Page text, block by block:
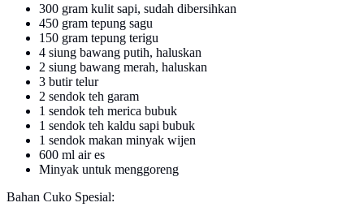
300 gram kulit sapi, sudah dibersihkan
450 gram tepung sagu
150 gram tepung terigu
4 siung bawang putih, haluskan
2 siung bawang merah, haluskan
3 butir telur
2 sendok teh garam
1 sendok teh merica bubuk
1 sendok teh kaldu sapi bubuk
1 sendok makan minyak wijen
600 ml air es
Minyak untuk menggoreng
Bahan Cuko Spesial: